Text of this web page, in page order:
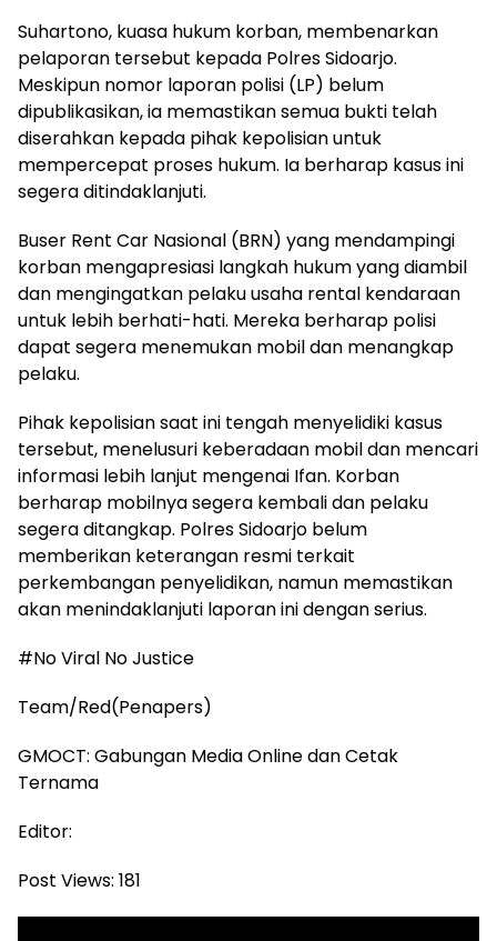
Suhartono, kuasa hukum korban, membenarkan
pelaporan tersebut kepada Polres Sidoarjo.
Meskipun nomor laporan polisi (LP) belum
dipublikasikan, ia memastikan semua bukti telah
diserahkan kepada pihak kepolisian untuk
mempercepat proses hukum. Ia berharap kasus ini
segera ditindaklanjuti.
Buser Rent Car Nasional (BRN) yang mendampingi
korban mengapresiasi langkah hukum yang diambil
dan mengingatkan pelaku usaha rental kendaraan
untuk lebih berhati-hati. Mereka berharap polisi
dapat segera menemukan mobil dan menangkap
pelaku.
Pihak kepolisian saat ini tengah menyelidiki kasus
tersebut, menelusuri keberadaan mobil dan mencari
informasi lebih lanjut mengenai Ifan. Korban
berharap mobilnya segera kembali dan pelaku
segera ditangkap. Polres Sidoarjo belum
memberikan keterangan resmi terkait
perkembangan penyelidikan, namun memastikan
akan menindaklanjuti laporan ini dengan serius.
#No Viral No Justice
Team/Red(Penapers)
GMOCT: Gabungan Media Online dan Cetak
Ternama
Editor:
Post Views: 181